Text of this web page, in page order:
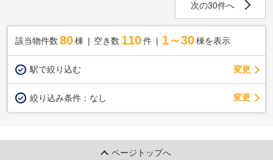
次の30件へ
該当物件数 80棟 空き数 110 件 1～30 棟を表示
駅で絞り込む 変更
絞り込み条件： なし 変更
ページトップへ